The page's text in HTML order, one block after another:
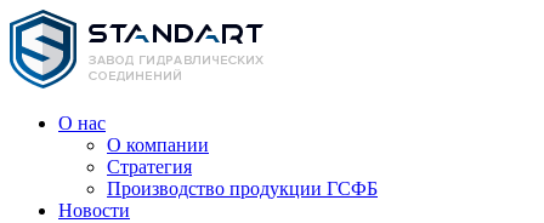
О нас
О компании
Стратегия
Производство продукции ГСФБ
Новости